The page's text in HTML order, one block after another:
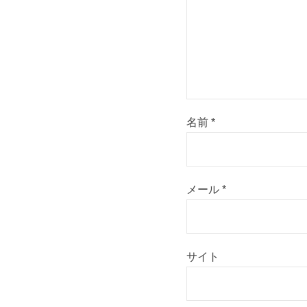
名前 *
メール *
サイト